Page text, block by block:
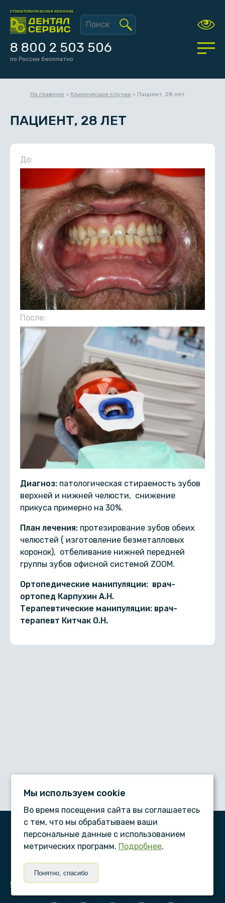
стоматологическая клиника
8 800 2 503 506
по России бесплатно
На главную > Клинические случаи > Пациент, 28 лет
ПАЦИЕНТ, 28 ЛЕТ
До:
После:
Диагноз: патологическая стираемость зубов
верхней и нижней челюсти, снижение
прикуса примерно на 30%.
План лечения: протезирование зубов обеих
челюстей ( изготовление безметалловых
коронок), отбеливание нижней передней
группы зубов офисной системой ZOOM.
Ортопедические манипуляции: врач-
ортопед Карпухин А.Н.
Терапевтические манипуляции: врач-
терапевт Китчак О.Н.
ООО «Дентал-сервис», © 2026
Статьи
Мы используем сookie
Во время посещения сайта вы соглашаетесь
с тем, что мы обрабатываем ваши
персональные данные с использованием
метрических программ. Подробнее.
Понятно, спасибо